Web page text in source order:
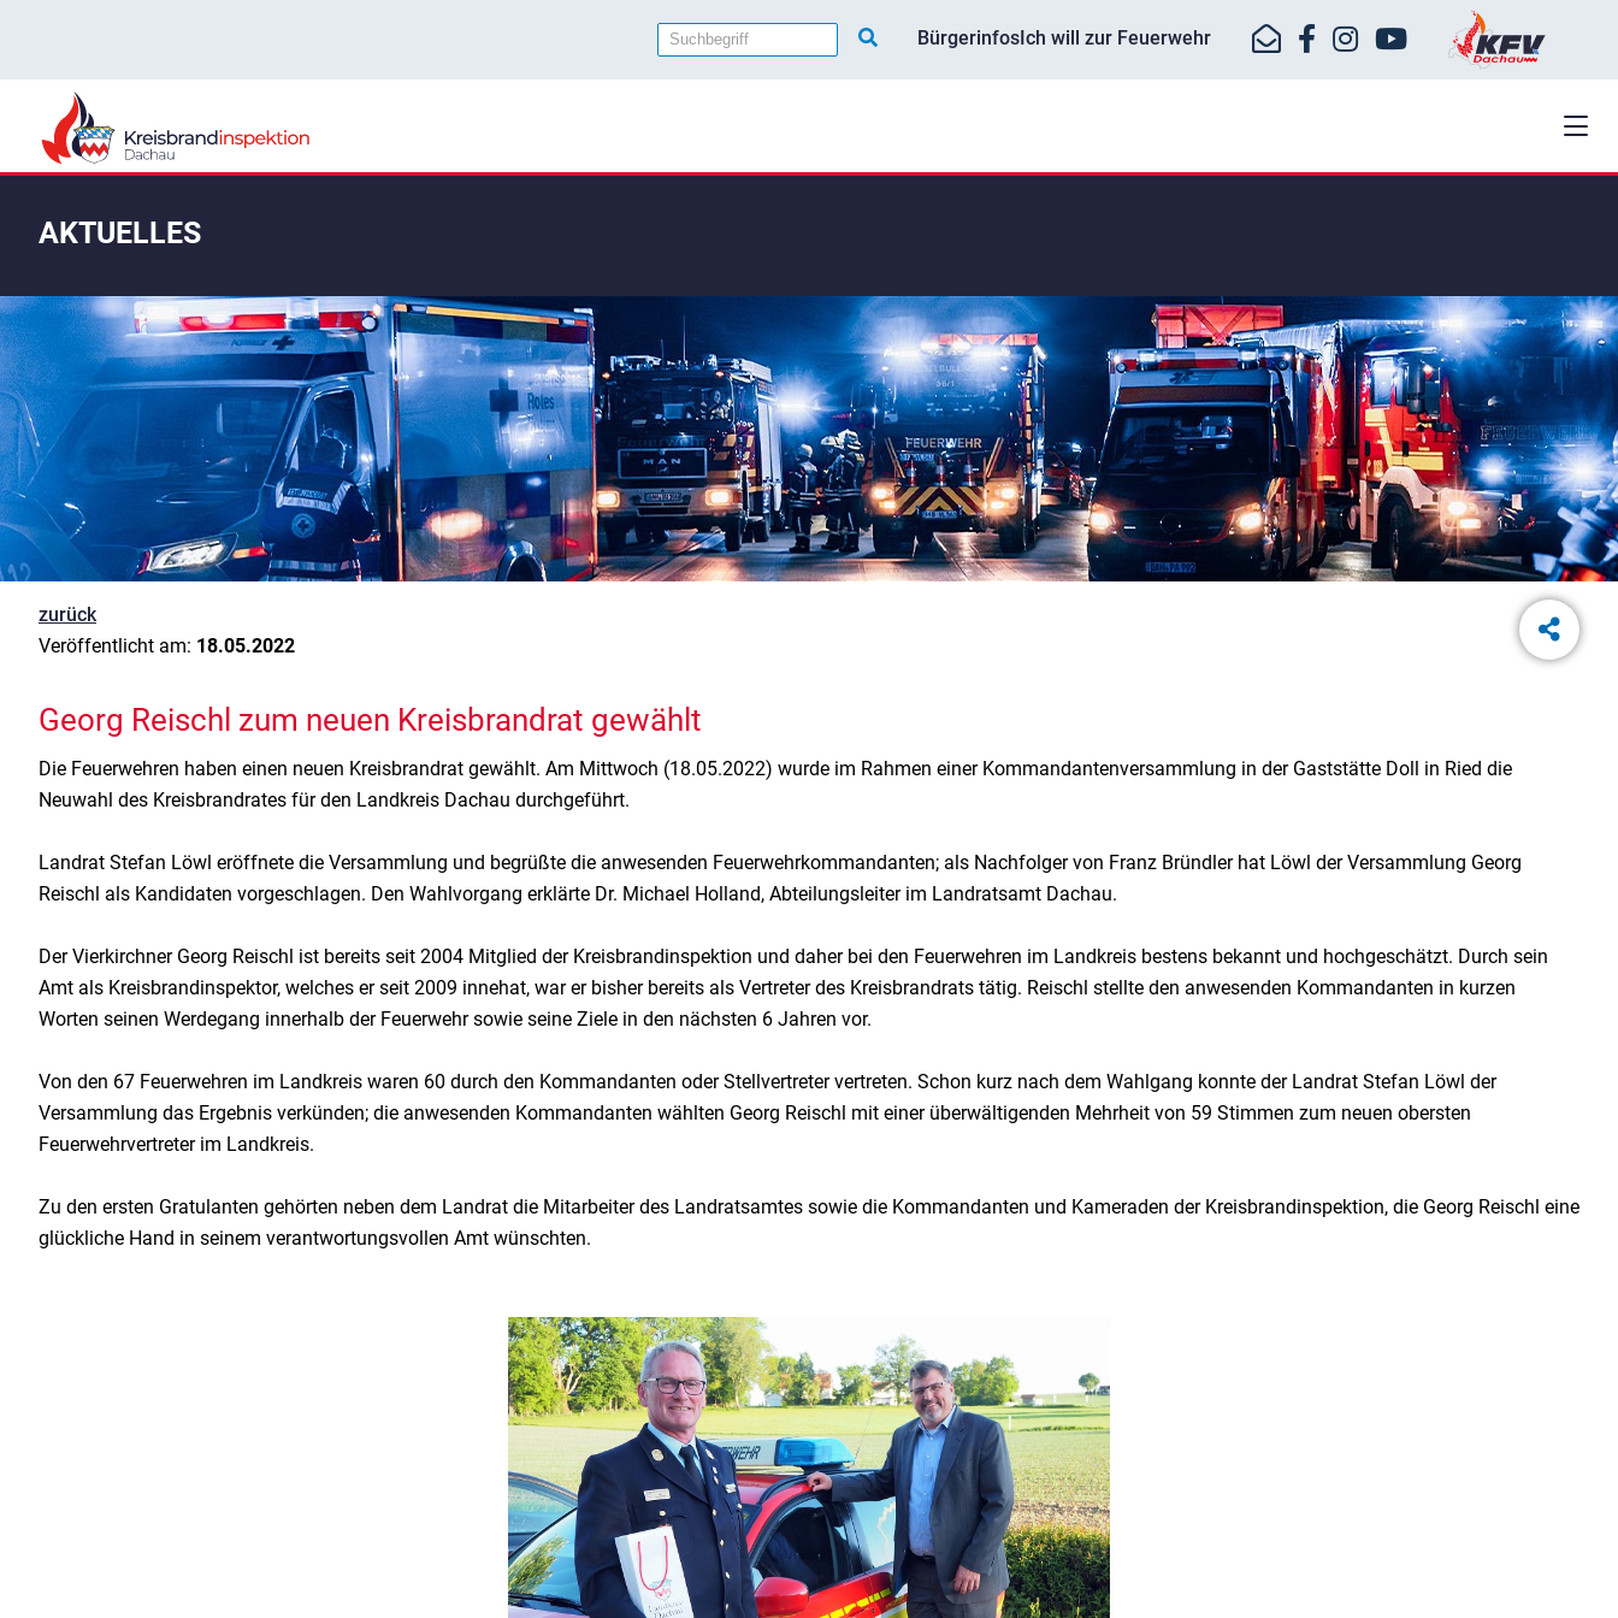
BürgerinfosIch will zur Feuerwehr
AKTUELLES
zurück
Veröffentlicht am: 18.05.2022
Georg Reischl zum neuen Kreisbrandrat gewählt
Die Feuerwehren haben einen neuen Kreisbrandrat gewählt. Am Mittwoch (18.05.2022) wurde im Rahmen einer Kommandantenversammlung in der Gaststätte Doll in Ried die
Neuwahl des Kreisbrandrates für den Landkreis Dachau durchgeführt.
Landrat Stefan Löwl eröffnete die Versammlung und begrüßte die anwesenden Feuerwehrkommandanten; als Nachfolger von Franz Bründler hat Löwl der Versammlung Georg
Reischl als Kandidaten vorgeschlagen. Den Wahlvorgang erklärte Dr. Michael Holland, Abteilungsleiter im Landratsamt Dachau.
Der Vierkirchner Georg Reischl ist bereits seit 2004 Mitglied der Kreisbrandinspektion und daher bei den Feuerwehren im Landkreis bestens bekannt und hochgeschätzt. Durch sein
Amt als Kreisbrandinspektor, welches er seit 2009 innehat, war er bisher bereits als Vertreter des Kreisbrandrats tätig. Reischl stellte den anwesenden Kommandanten in kurzen
Worten seinen Werdegang innerhalb der Feuerwehr sowie seine Ziele in den nächsten 6 Jahren vor.
Von den 67 Feuerwehren im Landkreis waren 60 durch den Kommandanten oder Stellvertreter vertreten. Schon kurz nach dem Wahlgang konnte der Landrat Stefan Löwl der
Versammlung das Ergebnis verkünden; die anwesenden Kommandanten wählten Georg Reischl mit einer überwältigenden Mehrheit von 59 Stimmen zum neuen obersten
Feuerwehrvertreter im Landkreis.
Zu den ersten Gratulanten gehörten neben dem Landrat die Mitarbeiter des Landratsamtes sowie die Kommandanten und Kameraden der Kreisbrandinspektion, die Georg Reischl eine
glückliche Hand in seinem verantwortungsvollen Amt wünschten.